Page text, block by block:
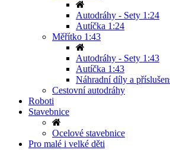
Autodráhy - Sety 1:24
Autíčka 1:24
Měřítko 1:43
Autodráhy - Sety 1:43
Autíčka 1:43
Náhradní díly a
Cestovní autodráhy
Roboti
Stavebnice
Ocelové stavebnice
Pro malé i velké děti